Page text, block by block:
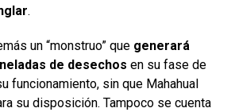
.
un “monstruo” que generará
de desechos en su fase de
funcionamiento, sin que Mahahual
su disposición. Tampoco se cuenta